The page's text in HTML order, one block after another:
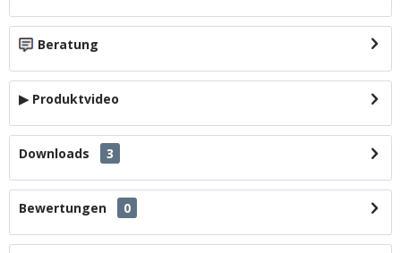
Beratung
▶ Produktvideo
Downloads 3
Bewertungen 0